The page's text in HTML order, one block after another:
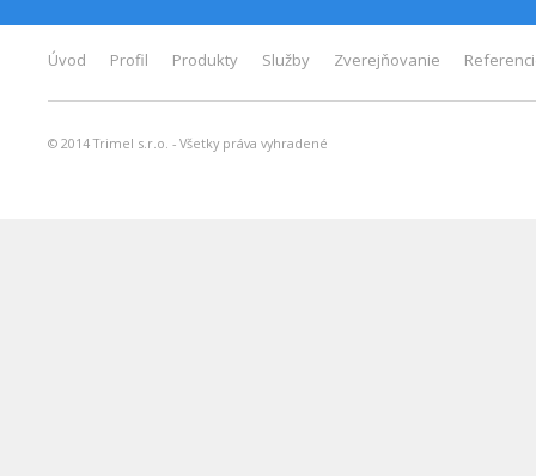
Úvod Profil Produkty Služby Zverejňovanie
© 2014 Trimel s.r.o. - Všetky práva vyhradené